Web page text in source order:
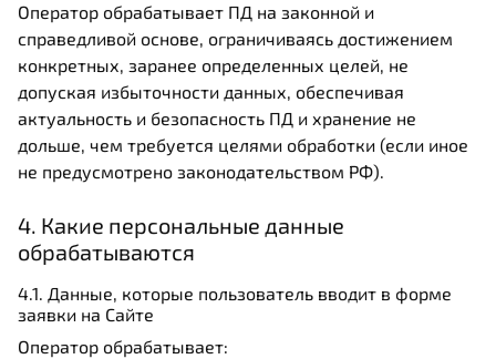
Оператор обрабатывает ПД на законной и
справедливой основе, ограничиваясь достижением
конкретных, заранее определенных целей, не
допуская избыточности данных, обеспечивая
актуальность и безопасность ПД и хранение не
дольше, чем требуется целями обработки (если иное
не предусмотрено законодательством РФ).
4. Какие персональные данные
обрабатываются
4.1. Данные, которые пользователь вводит в форме
заявки на Сайте
Оператор обрабатывает: